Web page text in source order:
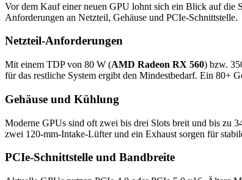
Vor dem Kauf einer neuen GPU lohnt sich ein Blick auf die
Anforderungen an Netzteil, Gehäuse und PCIe-Schnittstelle.
Netzteil-Anforderungen
Mit einem TDP von 80 W (AMD Radeon RX 560) bzw.
für das restliche System ergibt den Mindestbedarf. Ein 80+
Gehäuse und Kühlung
Moderne GPUs sind oft zwei bis drei Slots breit und bis zu
zwei 120-mm-Intake-Lüfter und ein Exhaust sorgen für
PCIe-Schnittstelle und Bandbreite